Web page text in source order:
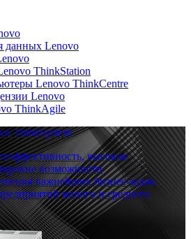
данных Lenovo
ThinkStation
Lenovo ThinkCentre
Lenovo
ThinkAgile
ThinkSystem
высокая
возможности
важнейших бизнес-задач.
малого и среднего